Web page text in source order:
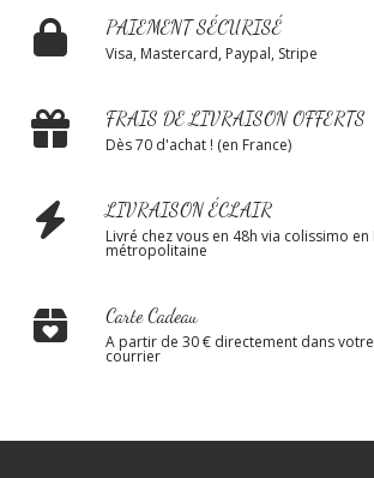
PAIEMENT SÉCURISÉ
Visa, Mastercard, Paypal, Stripe
FRAIS DE LIVRAISON OFFERTS
Dès 70 d'achat ! (en France)
LIVRAISON ÉCLAIR
Livré chez vous en 48h via colissimo en
métropolitaine
Carte Cadeau
A partir de 30 € directement dans
courrier